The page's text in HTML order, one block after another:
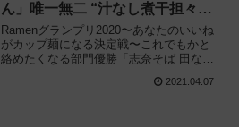
ん」唯一無二 “汁なし煮干担々
麺” 再現!!
Ramenグランプリ2020〜あなたのいいね
がカップ麺になる決定戦〜これでもかと
絡めたくなる部門優勝「志奈そば 田な
再現!! 東洋水産「でかまる にぼたん」を
2021.04.07